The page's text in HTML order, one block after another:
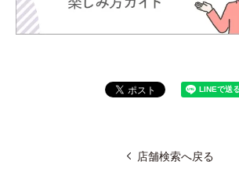
店舗検索へ戻る